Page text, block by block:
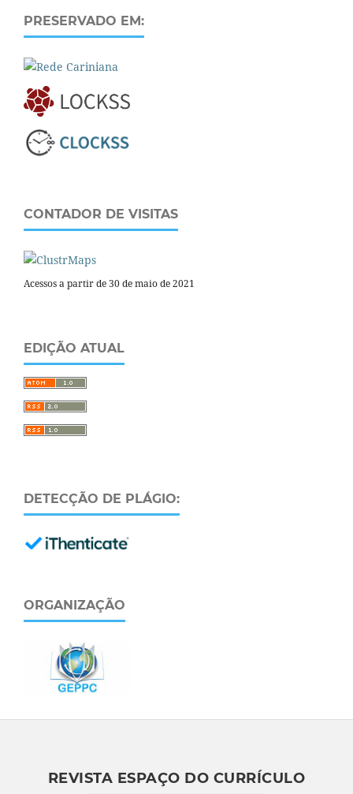
PRESERVADO EM:
CONTADOR DE VISITAS
Acessos a partir de 30 de maio de 2021
EDIÇÃO ATUAL
DETECÇÃO DE PLÁGIO:
ORGANIZAÇÃO
REVISTA ESPAÇO DO CURRÍCULO